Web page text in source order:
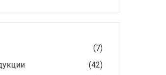
(7)
(42)